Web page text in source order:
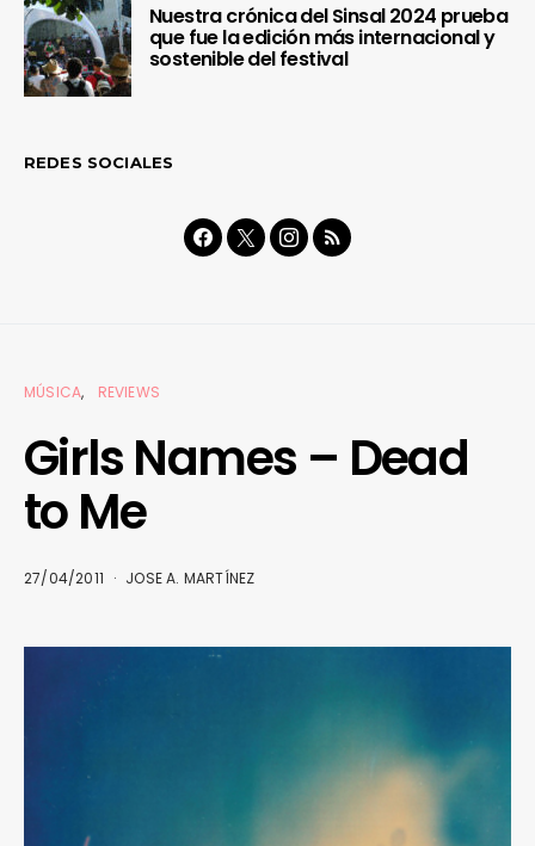
Nuestra crónica del Sinsal 2024 prueba
que fue la edición más internacional y
sostenible del festival
REDES SOCIALES
MÚSICA REVIEWS
Girls Names – Dead
to Me
27/04/2011 JOSE A. MARTÍNEZ